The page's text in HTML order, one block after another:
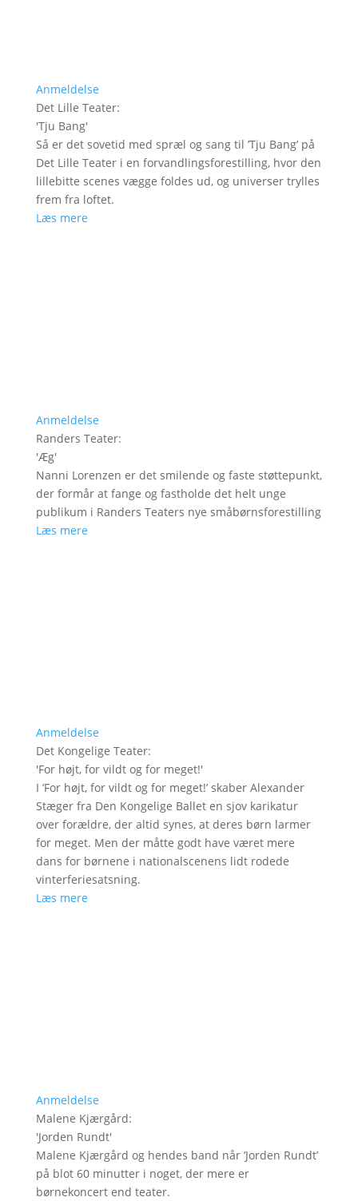
Anmeldelse
Det Lille Teater:
'Tju Bang'
Så er det sovetid med spræl og sang til ’Tju Bang’ på
Det Lille Teater i en forvandlingsforestilling, hvor den
lillebitte scenes vægge foldes ud, og universer trylles
frem fra loftet.
Læs mere
Anmeldelse
Randers Teater:
'Æg'
Nanni Lorenzen er det smilende og faste støttepunkt,
der formår at fange og fastholde det helt unge
publikum i Randers Teaters nye småbørnsforestilling
Læs mere
Anmeldelse
Det Kongelige Teater:
'For højt, for vildt og for meget!'
I ’For højt, for vildt og for meget!’ skaber Alexander
Stæger fra Den Kongelige Ballet en sjov karikatur
over forældre, der altid synes, at deres børn larmer
for meget. Men der måtte godt have været mere
dans for børnene i nationalscenens lidt rodede
vinterferiesatsning.
Læs mere
Anmeldelse
Malene Kjærgård:
'Jorden Rundt'
Malene Kjærgård og hendes band når ’Jorden Rundt’
på blot 60 minutter i noget, der mere er
børnekoncert end teater.